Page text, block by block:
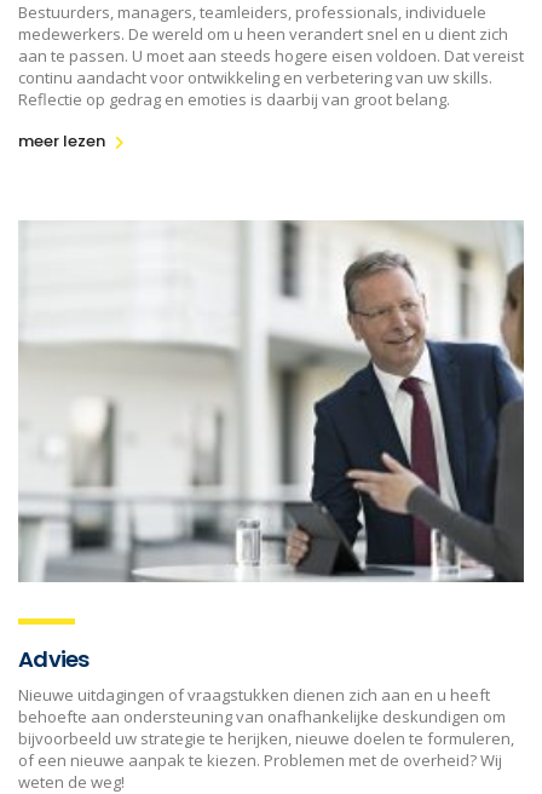
Bestuurders, managers, teamleiders, professionals, individuele
medewerkers. De wereld om u heen verandert snel en u dient zich
aan te passen. U moet aan steeds hogere eisen voldoen. Dat vereist
continu aandacht voor ontwikkeling en verbetering van uw skills.
Reflectie op gedrag en emoties is daarbij van groot belang.
meer lezen
Advies
Nieuwe uitdagingen of vraagstukken dienen zich aan en u heeft
behoefte aan ondersteuning van onafhankelijke deskundigen om
bijvoorbeeld uw strategie te herijken, nieuwe doelen te formuleren,
of een nieuwe aanpak te kiezen. Problemen met de overheid? Wij
weten de weg!